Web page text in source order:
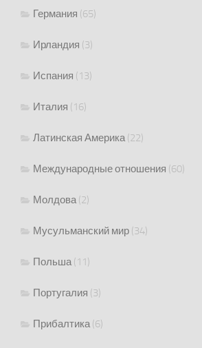
Германия (65)
Ирландия (3)
Испания (13)
Италия (16)
Латинская Америка(22)
Международные отношения (60)
Молдова(2)
Мусульманский мир (34)
Польша(11)
Португалия (3)
Прибалтика(6)